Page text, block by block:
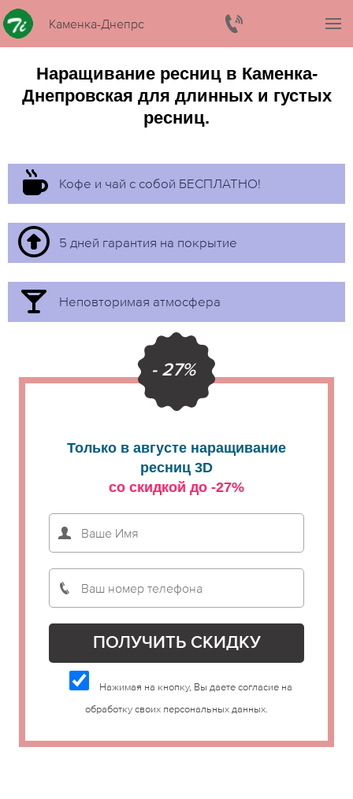
Каменка-Днепровская
Наращивание ресниц в Каменка-
Днепровская для длинных и густых
ресниц.
Кофе и чай с собой БЕСПЛАТНО!
5 дней гарантия на покрытие
Неповторимая атмосфера
- 27%
Только в августе наращивание
ресниц 3D
со скидкой до -27%
Нажимая на кнопку, Вы даете согласие на
обработку своих персональных данных.